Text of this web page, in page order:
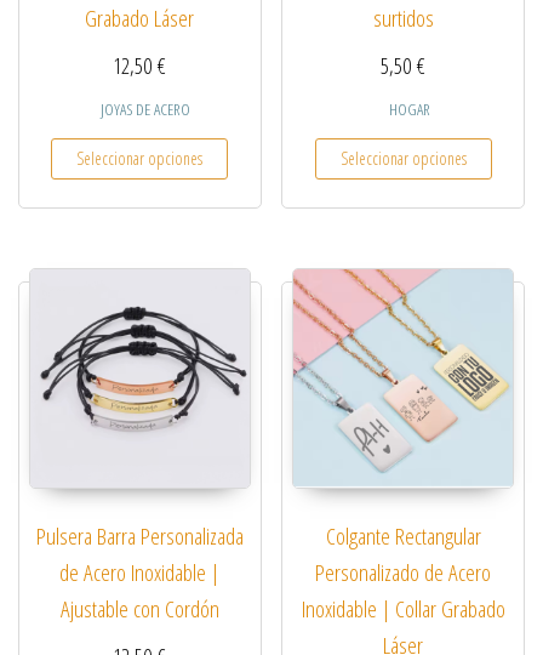
Grabado Láser
12,50€
JOYAS DE ACERO
Seleccionar opciones
Este producto tiene múltiples variantes. Las
surtidos
5,50€
HOGAR
Seleccionar opciones
Este
Pulsera Barra Personalizada
de Acero Inoxidable |
Ajustable con Cordón
Colgante Rectangular
Personalizado de Acero
Inoxidable | Collar Grabado
Láser